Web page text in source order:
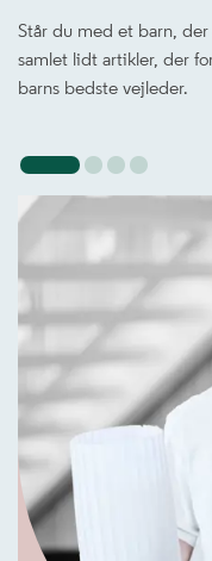
Står du med et barn,
samlet lidt artikler, der
barns bedste vejleder.